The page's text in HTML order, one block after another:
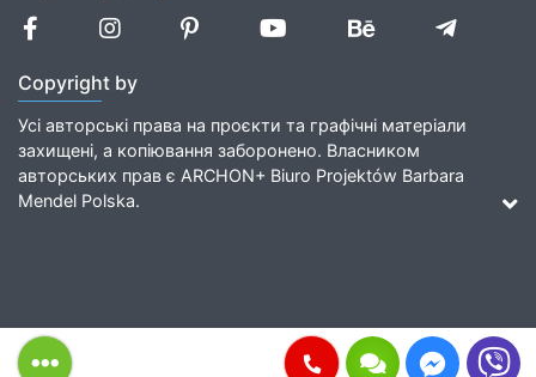
Copyright by
Усі авторські права на проєкти та графічні матеріали
захищені, а копіювання заборонено. Власником
авторських прав є ARCHON+ Biuro Projektów Barbara
Mendel Polska.